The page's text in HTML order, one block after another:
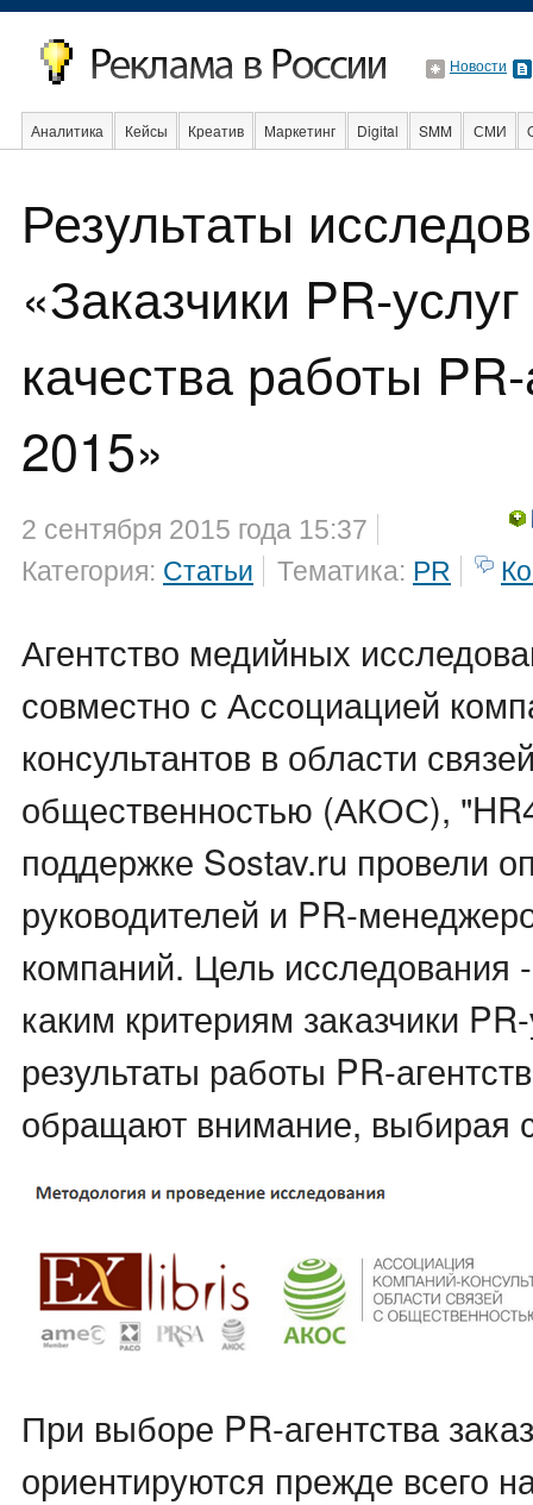
Новости
Аналитика Кейсы Креатив Маркетинг Digital SMM СМИ
Стартапы
Результаты
«Заказчики PR-
качества работы PR-
2015»
2 сентября 2015 года 15:37
Категория: Статьи Тематика: PR
Агентство медийных
совместно с Ассоциацией
консультантов в области
общественностью (АКОС),
поддержке Sostav.ru провели
руководителей и PR-
компаний. Цель исследования
каким критериям заказчики
результаты работы PR-
обращают внимание, выбирая
При выборе PR-агентства
ориентируются прежде всего